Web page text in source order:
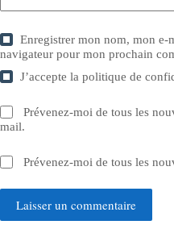
Enregistrer mon nom, mon e-
navigateur pour mon prochain
J’accepte lapolitique de
Prévenez-moi de tous les
mail.
Prévenez-moi de tous les
Laisser un commentaire